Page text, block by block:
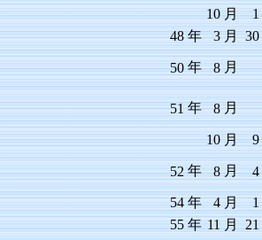
10 月 1
48 年 3 月 30
50 年 8 月
51 年 8 月
10 月 9
52 年 8 月 4
54 年 4 月 1
55 年 11 月 21